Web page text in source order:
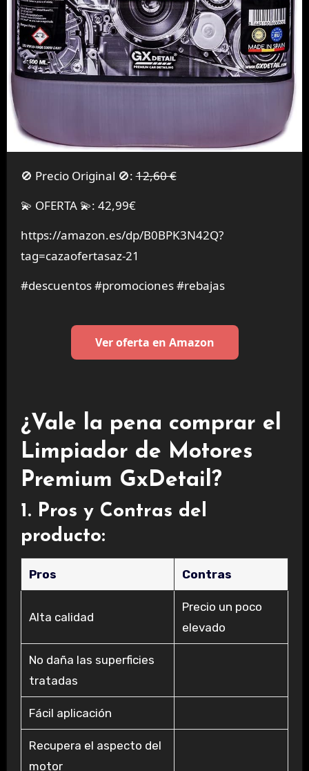
🚫 Precio Original 🚫:12,60 €
💫 OFERTA 💫: 42,99€
https://amazon.es/dp/B0BPK3N42Q?
tag=cazaofertasaz-21
#descuentos #promociones #rebajas
Ver oferta en Amazon
¿Vale la pena comprar el
Limpiador de Motores
Premium GxDetail?
1. Pros y Contras del
producto:
Pros Contras
Alta calidad
Precio un poco
elevado
No daña las superficies
tratadas
Fácil aplicación
Recupera el aspecto del
motor